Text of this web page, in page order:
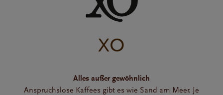
XO
Alles außer gewöhnlich
Anspruchslose Kaffees gibt es wie Sand am Meer. Je